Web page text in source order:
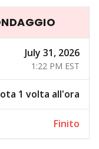
July 31, 2026
1:22 PM EST
1 volta all'ora
Finito